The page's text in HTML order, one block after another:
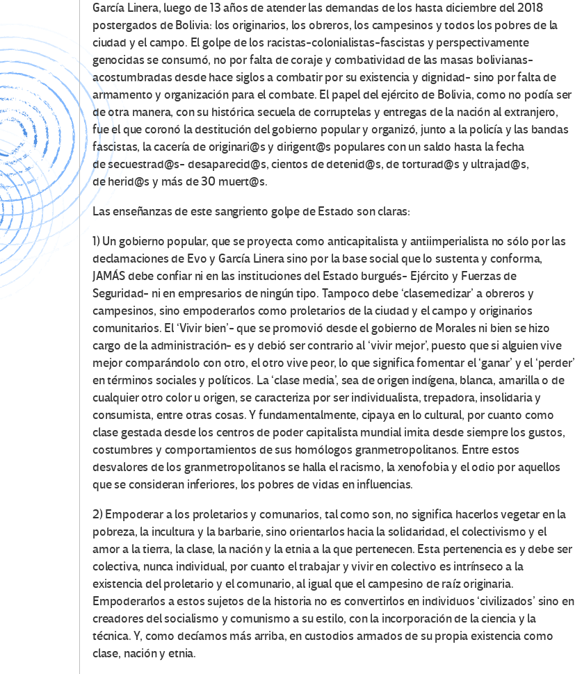
García Linera, luego de 13 años de atender las demandas de los hasta diciembre del 2018
postergados de Bolivia: los originarios, los obreros, los campesinos y todos los pobres de la
ciudad y el campo. El golpe de los racistas-colonialistas-fascistas y perspectivamente
genocidas se consumó, no por falta de coraje y combatividad de las masas bolivianas-
acostumbradas desde hace siglos a combatir por su existencia y dignidad- sino por falta de
armamento y organización para el combate. El papel del ejército de Bolivia, como no podía ser
de otra manera, con su histórica secuela de corruptelas y entregas de la nación al extranjero,
fue el que coronó la destitución del gobierno popular y organizó, junto a la policía y las bandas
fascistas, la cacería de originari@s y dirigent@s populares con un saldo hasta la fecha
de secuestrad@s- desaparecid@s, cientos de detenid@s, de torturad@s y ultrajad@s,
de herid@s y más de 30 muert@s.
Las enseñanzas de este sangriento golpe de Estado son claras:
1) Un gobierno popular, que se proyecta como anticapitalista y antiimperialista no sólo por las
declamaciones de Evo y García Linera sino por la base social que lo sustenta y conforma,
JAMÁS debe confiar ni en las instituciones del Estado burgués- Ejército y Fuerzas de
Seguridad- ni en empresarios de ningún tipo. Tampoco debe ‘clasemedizar’ a obreros y
campesinos, sino empoderarlos como proletarios de la ciudad y el campo y originarios
comunitarios. El ‘Vivir bien’- que se promovió desde el gobierno de Morales ni bien se hizo
cargo de la administración- es y debió ser contrario al ‘vivir mejor’, puesto que si alguien vive
mejor comparándolo con otro, el otro vive peor, lo que significa fomentar el ‘ganar’ y el ‘perder’
en términos sociales y políticos. La ‘clase media’, sea de origen indígena, blanca, amarilla o de
cualquier otro color u origen, se caracteriza por ser individualista, trepadora, insolidaria y
consumista, entre otras cosas. Y fundamentalmente, cipaya en lo cultural, por cuanto como
clase gestada desde los centros de poder capitalista mundial imita desde siempre los gustos,
costumbres y comportamientos de sus homólogos granmetropolitanos. Entre estos
desvalores de los granmetropolitanos se halla el racismo, la xenofobia y el odio por aquellos
que se consideran inferiores, los pobres de vidas en influencias.
2) Empoderar a los proletarios y comunarios, tal como son, no significa hacerlos vegetar en la
pobreza, la incultura y la barbarie, sino orientarlos hacia la solidaridad, el colectivismo y el
amor a la tierra, la clase, la nación y la etnia a la que pertenecen. Esta pertenencia es y debe ser
colectiva, nunca individual, por cuanto el trabajar y vivir en colectivo es intrínseco a la
existencia del proletario y el comunario, al igual que el campesino de raíz originaria.
Empoderarlos a estos sujetos de la historia no es convertirlos en individuos ‘civilizados’ sino en
creadores del socialismo y comunismo a su estilo, con la incorporación de la ciencia y la
técnica. Y, como decíamos más arriba, en custodios armados de su propia existencia como
clase, nación y etnia.